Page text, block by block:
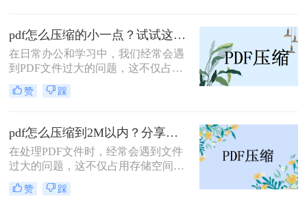
PDF压缩方法。
pdf怎么压缩的小一点？试试这三种实用压缩方法！
在日常办公和学习中，我们经常会遇
到PDF文件过大的问题，这不仅占用
了大量的存储空间，还影响了文件的
传输速度。那么pdf怎么压缩的小一点
绍三种实用的PDF压缩方法，帮助您
轻松将PDF文件压缩得更小。
赞 踩
pdf怎么压缩到2M以内？分享两种实用压缩方法！
在处理PDF文件时，经常会遇到文件
过大的问题，这不仅占用存储空间，
还影响文件的传输速度。为了满足特
定需求，将PDF文件压缩到2M以内变
赞 踩